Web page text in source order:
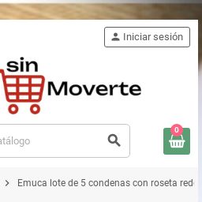
search
person Iniciar sesión
0
chevron_right Emuca lote de 5 condenas con roseta